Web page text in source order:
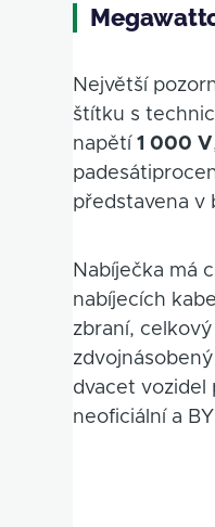
Největší
štítku s
napětí1 000 V
představena v
Nabíječka má
nabíjecích
zbraní,
dvacet vozidel
neoficiální a